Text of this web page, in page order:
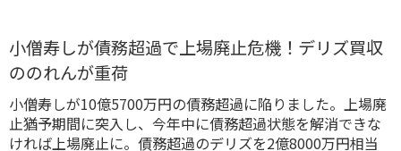
小僧寿しが債務超過で上場廃止危機！デリズ買収
ののれんが重荷
小僧寿しが10億5700万円の債務超過に陥りました。上場廃
止猶予期間に突入し、今年中に債務超過状態を解消できな
ければ上場廃止に。債務超過のデリズを2億8000万円相当